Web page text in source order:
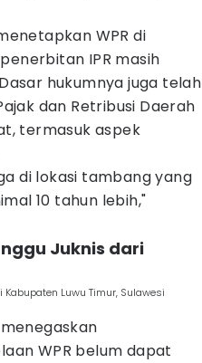
WPR di
IPR masih
hukumnya juga telah
dan Retribusi Daerah
termasuk aspek
di lokasi tambang yang
10 tahun lebih,"
Juknis dari
Luwu Timur, Sulawesi
WPR belum dapat